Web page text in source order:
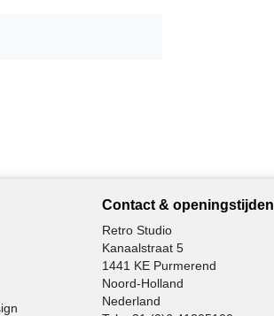
Contact & openingstijden
Retro Studio
Kanaalstraat 5
1441 KE Purmerend
Noord-Holland
Nederland